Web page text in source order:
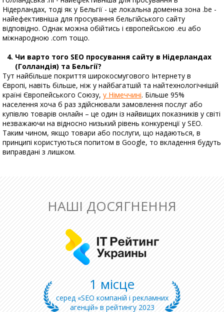
Нідерландах, тоді як у Бельгії - це локальна доменна зона .be -
найефективніша для просування бельгійського сайту
відповідно. Однак можна обійтись і європейською .eu або
міжнародною .com тощо.
Чи варто того SEO просування сайту в Нідерландах
(Голландія) та Бельгії?
Тут найбільше покриття широкосмугового Інтернету в
Європі, навіть більше, ніж у найбагатшій та найтехнологічнішій
країні Європейського Союзу, у Німеччині. Більше 95%
населення хоча б раз здійснювали замовлення послуг або
купівлю товарів онлайн – це один із найвищих показників у світі
незважаючи на відносно низький рівень конкуренції у SEO.
Таким чином, якщо товари або послуги, що надаються, в
принципі користуються попитом в Google, то вкладення будуть
виправдані з лишком.
НАШІ ДОСЯГНЕННЯ
1 місце
серед «SEO компаній і рекламних
агенцій» в рейтингу 2023